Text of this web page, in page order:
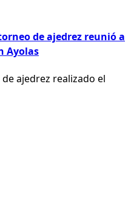
de ajedrez reunió a
Ayolas
ajedrez realizado el